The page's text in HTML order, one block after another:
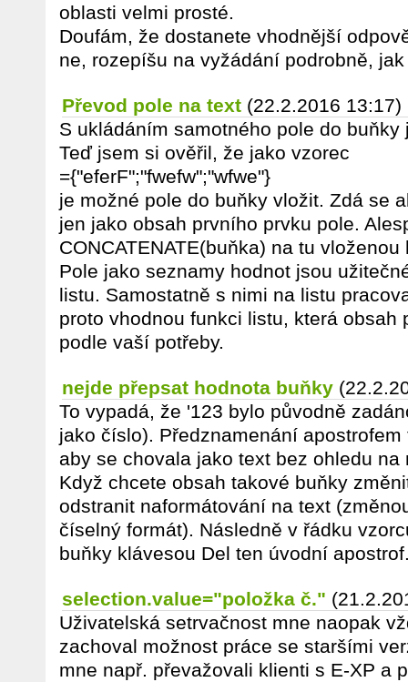
oblasti velmi prosté.
Doufám, že dostanete vhodnější
ne, rozepíšu na vyžádání podrobně,
Převod pole na text (22.2.2016 13:17)
S ukládáním samotného pole do
Teď jsem si ověřil, že jako vzorec
={"eferF";"fwefw";"wfwe"}
je možné pole do buňky vložit. Zdá se
jen jako obsah prvního prvku pole.
CONCATENATE(buňka) na tu
Pole jako seznamy hodnot jsou
listu. Samostatně s nimi na listu
proto vhodnou funkci listu, která obsah
podle vaší potřeby.
nejde přepsat hodnota buňky
To vypadá, že '123 bylo původně
jako číslo). Předznamenání
aby se chovala jako text bez ohledu na
Když chcete obsah takové buňky
odstranit naformátování na text
číselný formát). Následně v řádku
buňky klávesou Del ten úvodní
selection.value="položka č."
Uživatelská setrvačnost mne naopak
zachoval možnost práce se staršími
mne např. převažovali klienti s E-XP a